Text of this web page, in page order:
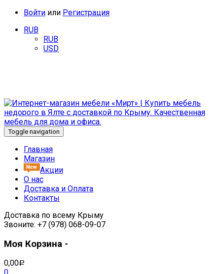
Войти или Регистрация
RUB
RUB
USD
Toggle navigation
Главная
Магазин
Акции
О нас
Доставка и Оплата
Контакты
Доставка по всему Крыму
Звоните: +7 (978) 068-09-07
Моя Корзина -
0,00Р